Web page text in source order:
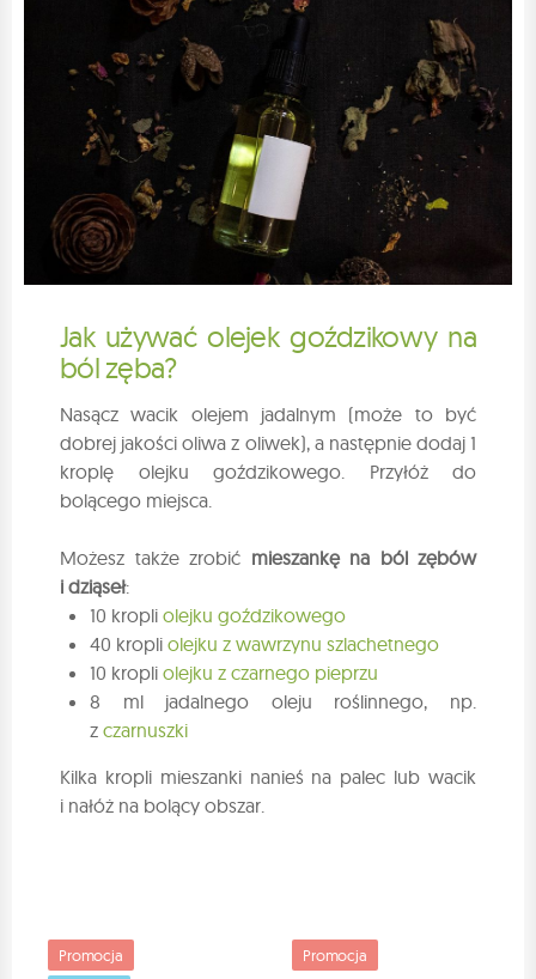
Jak używać olejek goździkowy na
ból zęba?
Nasącz wacik olejem jadalnym (może to być
dobrej jakości oliwa z oliwek), a następnie dodaj 1
kroplę olejku goździkowego. Przyłóż do
bolącego miejsca.
Możesz także zrobić mieszankę na ból zębów
i dziąseł:
10 kropli olejku goździkowego
40 kropli olejku z wawrzynu szlachetnego
10 kropli olejku z czarnego pieprzu
8 ml jadalnego oleju roślinnego, np.
z czarnuszki
Kilka kropli mieszanki nanieś na palec lub wacik
i nałóż na bolący obszar.
Promocja
Promocja